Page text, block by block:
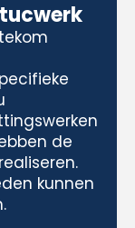
de
kunnen